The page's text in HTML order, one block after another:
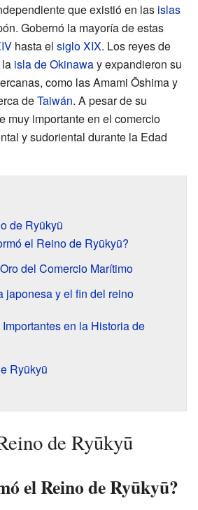
que existió en las islas
Gobernó la mayoría de estas
hasta el siglo XIX. Los reyes de
isla de Okinaway expandieron su
como las Amami Ōshima y
deTaiwán. A pesar de su
muy importante en el comercio
y sudoriental durante la Edad
de Ryūkyū
el Reino de Ryūkyū?
del Comercio Marítimo
japonesa y el fin del reino
en la Historia de
Ryūkyū
de Ryūkyū
el Reino de Ryūkyū?